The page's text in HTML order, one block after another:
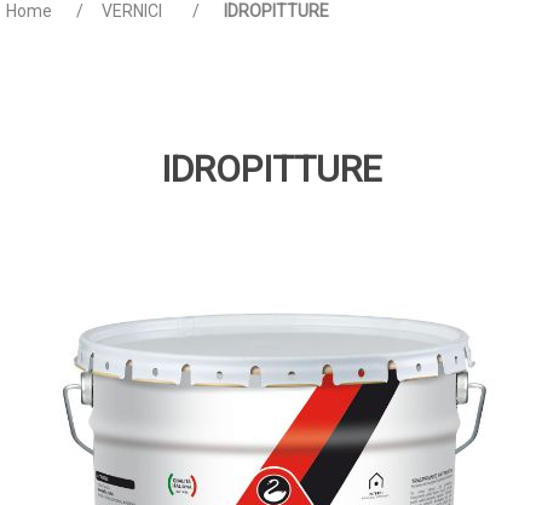
Home / VERNICI / IDROPITTURE
IDROPITTURE